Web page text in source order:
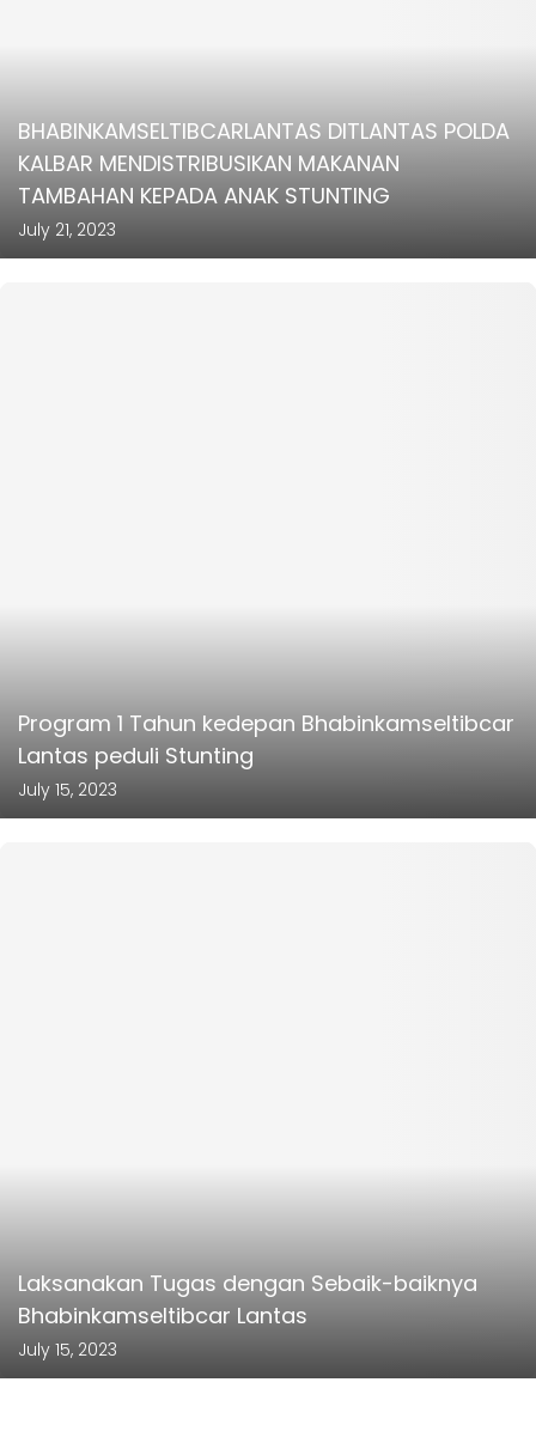
BHABINKAMSELTIBCARLANTAS DITLANTAS POLDA
KALBAR MENDISTRIBUSIKAN MAKANAN
TAMBAHAN KEPADA ANAK STUNTING
July 21, 2023
Program 1 Tahun kedepan Bhabinkamseltibcar
Lantas peduli Stunting
July 15, 2023
Laksanakan Tugas dengan Sebaik-baiknya
Bhabinkamseltibcar Lantas
July 15, 2023